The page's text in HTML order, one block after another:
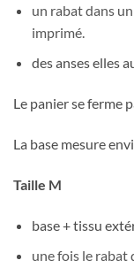
un rabat dans
imprimé.
des anses elles
Le panier se ferme
La base mesure
Taille M
base + tissu
une fois le rabat